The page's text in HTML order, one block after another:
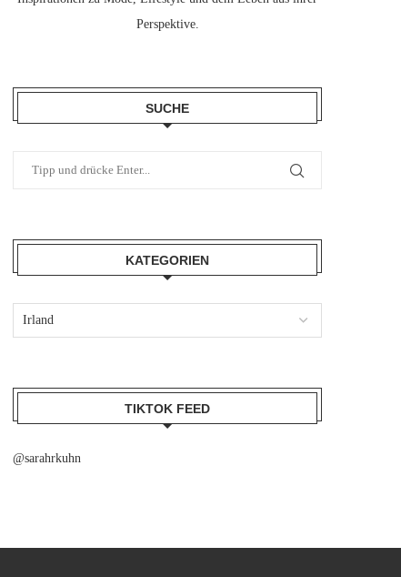
Perspektive.
SUCHE
KATEGORIEN
TIKTOK FEED
@sarahrkuhn